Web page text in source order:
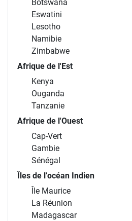
Botswana
Eswatini
Lesotho
Namibie
Zimbabwe
Afrique de l'Est
Kenya
Ouganda
Tanzanie
Afrique de l'Ouest
Cap-Vert
Gambie
Sénégal
Îles de l’océan Indien
Île Maurice
La Réunion
Madagascar